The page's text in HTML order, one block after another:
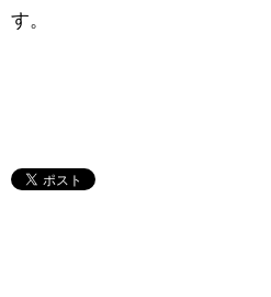
す。